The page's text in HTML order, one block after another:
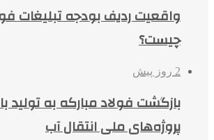
واقعیت ردیف بودجه تبلیغات
چیست؟
2 روز پیش
بازگشت فولاد مبارکه به تولید
پروژه‌های ملی انتقال آب